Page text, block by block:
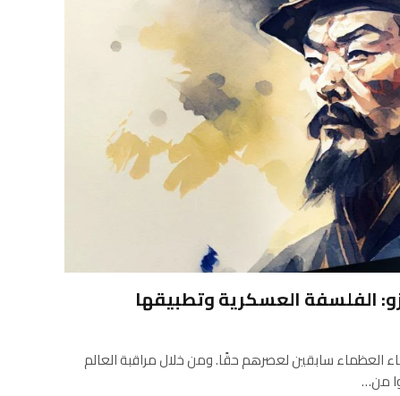
الفلسفة العسكرية وتطبيقها
العظماء سابقين لعصرهم حقًا. ومن خلال مراقبة العالم
من…